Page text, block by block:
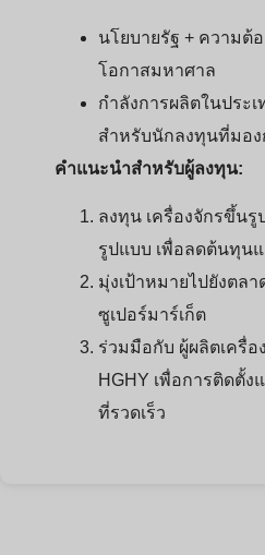
นโยบายรัฐ + ความต้
โอกาสมหาศาล
กำลังการผลิตในประ
สำหรับนักลงทุนที่มอ
คำแนะนำสำหรับผู้ลงทุน:
ลงทุน เครื่องจักรขึ้น
รูปแบบ เพื่อลดต้นทุน
มุ่งเป้าหมายไปยังตลา
ซูเปอร์มาร์เก็ต
ร่วมมือกับ ผู้ผลิตเครื่อ
HGHY เพื่อการติดตั้
ที่รวดเร็ว